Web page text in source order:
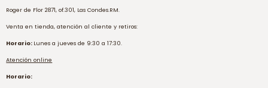
Roger de Flor 2871, of.301, Las Condes.RM.
Venta en tienda, atención al cliente y retiros:
Horario: Lunes a jueves de 9:30 a 17:30.
Atención online
Horario: